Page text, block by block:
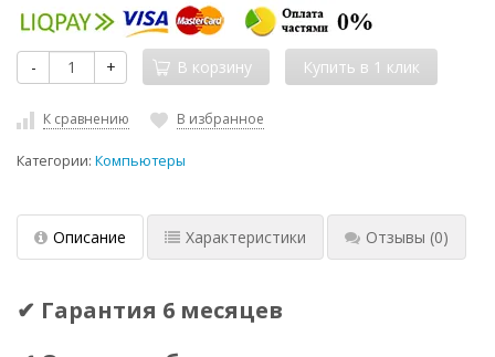
- + В корзину
К сравнению В избранное
Категории: Компьютеры
Описание Характеристики Отзывы (0)
✔ Гарантия 6 месяцев